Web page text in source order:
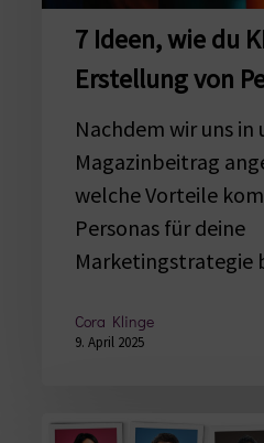
Personas
nutzt7 Ideen, wie du
Erstellung von
Nachdem wir uns
Magazinbeitrag
welche Vorteile
Personas für deine
Marketingstrategie
Cora Klinge
9. April 2025
Personas